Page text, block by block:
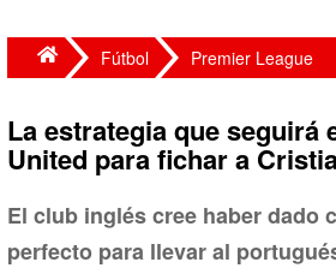
Fútbol Premier League
La estrategia que seguirá
United para fichar a
El club inglés cree haber dado
perfecto para llevar al